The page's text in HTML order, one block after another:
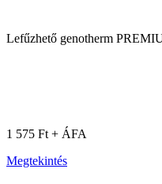
Lefűzhető genotherm
1 575 Ft + ÁFA
Megtekintés